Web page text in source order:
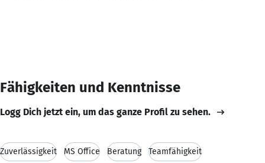
Fähigkeiten und Kenntnisse
Logg Dich jetzt ein, um das ganze Profil zu sehen.
Zuverlässigkeit MS Office Beratung Teamfähigkeit